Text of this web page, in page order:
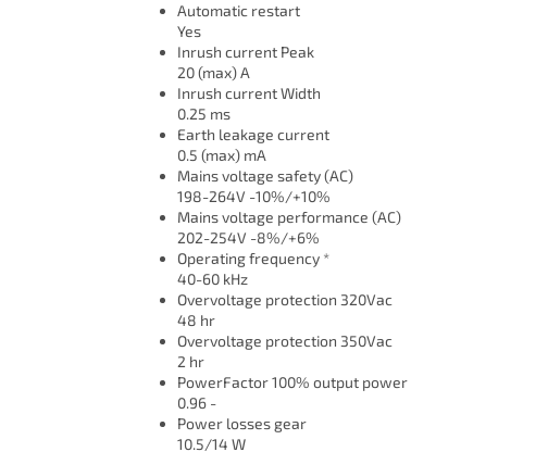
Automatic restart
Yes
Inrush current Peak
20 (max) A
Inrush current Width
0.25 ms
Earth leakage current
0.5 (max) mA
Mains voltage safety (AC)
198-264V -10%/+10%
Mains voltage performance (AC)
202-254V -8%/+6%
Operating frequency *
40-60 kHz
Overvoltage protection 320Vac
48 hr
Overvoltage protection 350Vac
2 hr
PowerFactor 100% output power
0.96 -
Power losses gear
10.5/14 W